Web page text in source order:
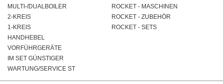
MULTI-/DUALBOILER
2-KREIS
1-KREIS
HANDHEBEL
VORFÜHRGERÄTE
IM SET GÜNSTIGER
WARTUNG/SERVICE ST
ROCKET - MASCHINEN
ROCKET - ZUBEHÖR
ROCKET - SETS